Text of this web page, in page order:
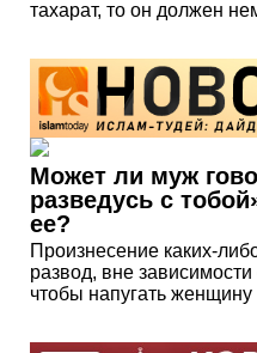
тахарат, то он должен
Может ли муж
разведусь с
ее?
Произнесение каких-
развод, вне
чтобы напугать женщину